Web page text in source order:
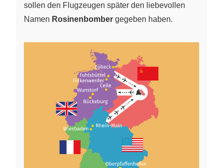
sollen den Flugzeugen später den liebevollen
Namen Rosinenbomber gegeben haben.